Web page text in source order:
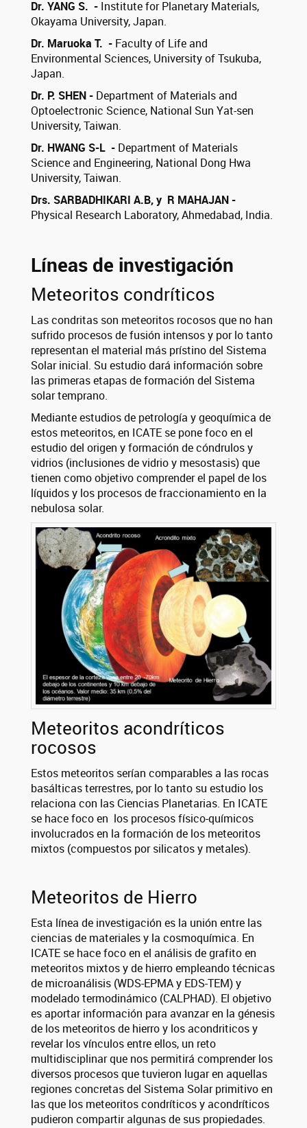
Dr. YANG S. - Institute for Planetary Materials,
Okayama University, Japan.
Dr. Maruoka T. - Faculty of Life and
Environmental Sciences, University of Tsukuba,
Japan.
Dr. P. SHEN - Department of Materials and
Optoelectronic Science, National Sun Yat-sen
University, Taiwan.
Dr. HWANG S-L - Department of Materials
Science and Engineering, National Dong Hwa
University, Taiwan.
Drs. SARBADHIKARI A.B, y R MAHAJAN -
Physical Research Laboratory, Ahmedabad, India.
Líneas de investigación
Meteoritos condríticos
Las condritas son meteoritos rocosos que no han
sufrido procesos de fusión intensos y por lo tanto
representan el material más prístino del Sistema
Solar inicial. Su estudio dará información sobre
las primeras etapas de formación del Sistema
solar temprano.
Mediante estudios de petrología y geoquímica de
estos meteoritos, en ICATE se pone foco en el
estudio del origen y formación de cóndrulos y
vidrios (inclusiones de vidrio y mesostasis) que
tienen como objetivo comprender el papel de los
líquidos y los procesos de fraccionamiento en la
nebulosa solar.
Meteoritos acondríticos
rocosos
Estos meteoritos serían comparables a las rocas
basálticas terrestres, por lo tanto su estudio los
relaciona con las Ciencias Planetarias. En ICATE
se hace foco en los procesos físico-químicos
involucrados en la formación de los meteoritos
mixtos (compuestos por silicatos y metales).
Meteoritos de Hierro
Esta línea de investigación es la unión entre las
ciencias de materiales y la cosmoquímica. En
ICATE se hace foco en el análisis de grafito en
meteoritos mixtos y de hierro empleando técnicas
de microanálisis (WDS-EPMA y EDS-TEM) y
modelado termodinámico (CALPHAD). El objetivo
es aportar información para avanzar en la génesis
de los meteoritos de hierro y los acondriticos y
revelar los vínculos entre ellos, un reto
multidisciplinar que nos permitirá comprender los
diversos procesos que tuvieron lugar en aquellas
regiones concretas del Sistema Solar primitivo en
las que los meteoritos condríticos y acondríticos
pudieron compartir algunas de sus propiedades.